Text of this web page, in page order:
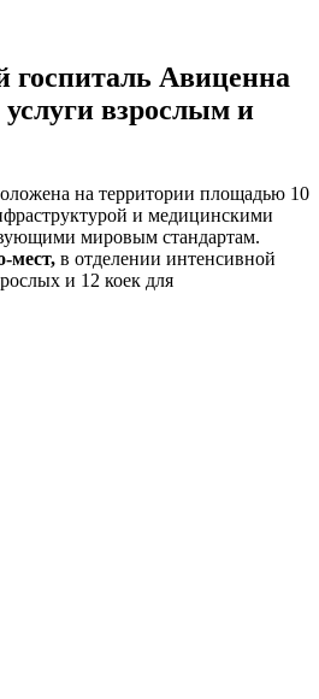
Авиценна
взрослым и
на территории площадью 10
и медицинскими
мировым стандартам.
мест, в отделении интенсивной
и 12 коек для